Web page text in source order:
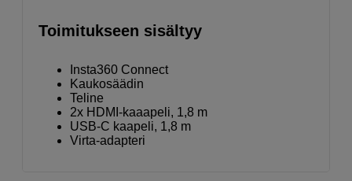
Toimitukseen sisältyy
Insta360 Connect
Kaukosäädin
Teline
2x HDMI-kaaapeli, 1,8 m
USB-C kaapeli, 1,8 m
Virta-adapteri